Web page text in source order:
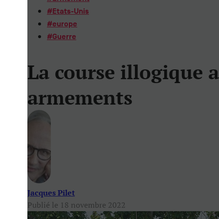
#Etats-Unis
#europe
#Guerre
La course illogique
armements
Jacques Pilet
Publié le 18 novembre 2022